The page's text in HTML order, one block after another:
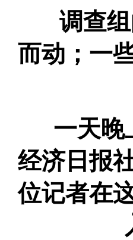
调查组
而动；一
一天晚
经济日报
位记者在